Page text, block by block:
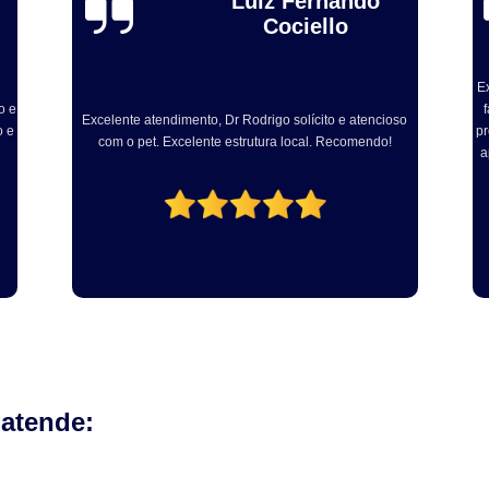
Odontologia para Cães
Odontologia
Ozonioterapia
Ozonioterapia para Animais
Ozonioterapia para Cães
Veterinário 24 Horas
Gadelha
profissional. Centro cirúrgico bem equipado e com vários
aparelhos modernos para realização dos procedimento